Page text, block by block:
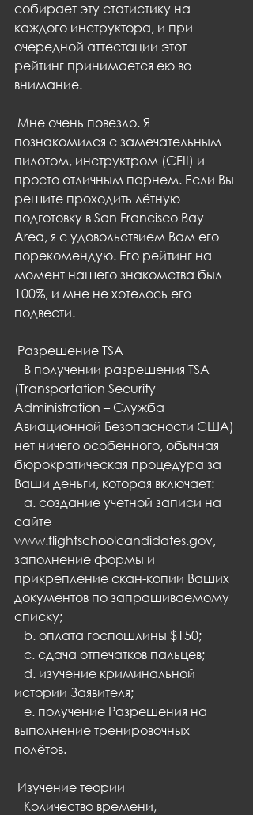
собирает эту статистику на
каждого инструктора, и при
очередной аттестации этот
рейтинг принимается ею во
внимание.
познакомился с замечательным
пилотом, инструктром (СFII) и
просто отличным парнем. Если Вы
решите проходить лётную
подготовку в San Francisco Bay
Area, я с удовольствием Вам его
порекомендую. Его рейтинг на
момент нашего знакомства был
100%, и мне не хотелось его
подвести.
Разрешение TSA
(Transportation Security
Administration – Служба
Авиационной Безопасности США)
нет ничего особенного, обычная
бюрократическая процедура за
Ваши деньги, которая включает:
сайте
www.flightschoolcandidates.gov,
заполнение формы и
прикрепление скан-копии Ваших
документов по запрашиваемому
списку;
   b. оплата госпошлины $150;
   c. сдача отпечатков пальцев;
истории Заявителя;
выполнение тренировочных
полётов.
Изучение теории